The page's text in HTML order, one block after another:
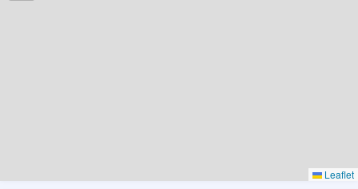
Leaflet